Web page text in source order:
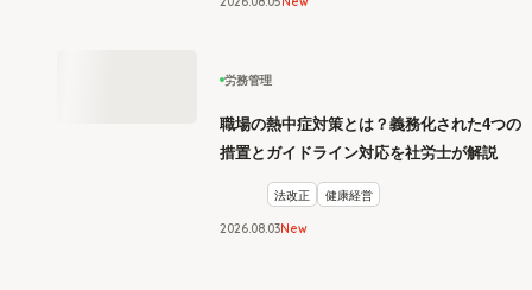
労務管理
職場の熱中症対策とは？義務化された4つの
措置とガイドライン対応を社労士が解説
法改正 健康経営
2026.08 03New